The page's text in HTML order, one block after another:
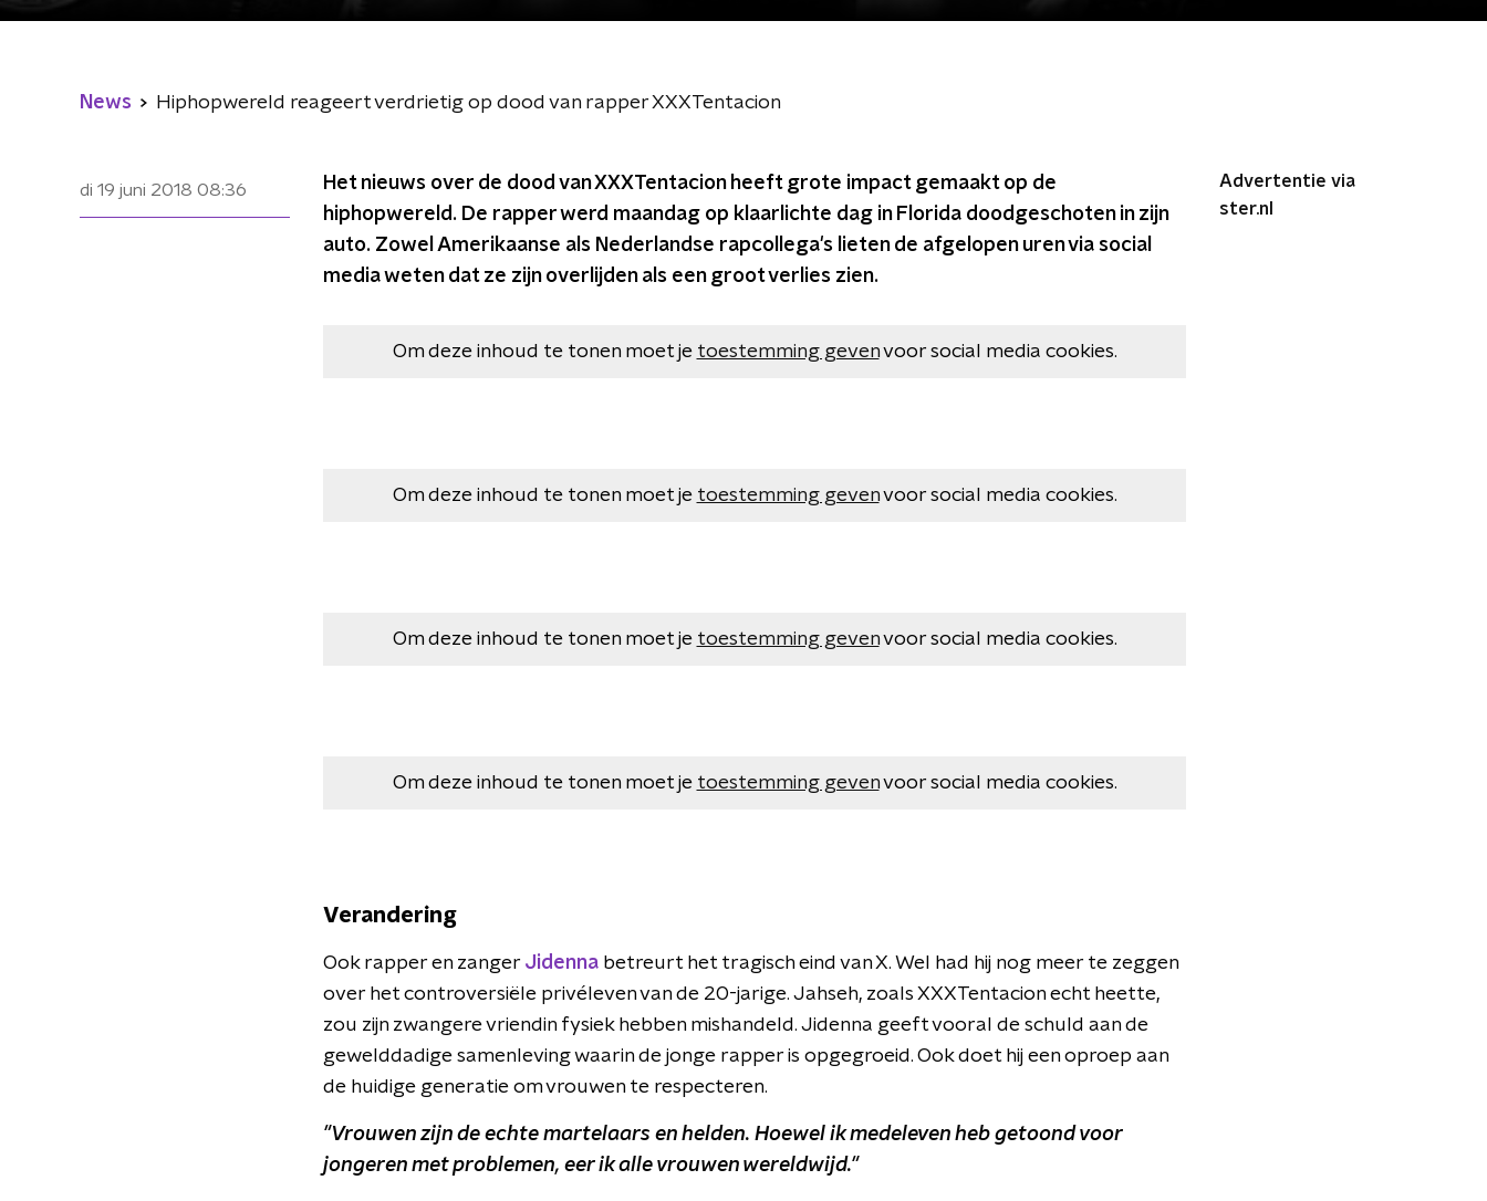
News Hiphopwereld reageert verdrietig op dood van rapper XXXTentacion
di 19 juni 2018 08:36
Het nieuws over de dood van XXXTentacion heeft grote impact gemaakt op de
hiphopwereld. De rapper werd maandag op klaarlichte dag in Florida doodgeschoten in zijn
auto. Zowel Amerikaanse als Nederlandse rapcollega's lieten de afgelopen uren via social
media weten dat ze zijn overlijden als een groot verlies zien.
Om deze inhoud te tonen moet je toestemming gevenvoor social media cookies.
Om deze inhoud te tonen moet je toestemming gevenvoor social media cookies.
Om deze inhoud te tonen moet je toestemming gevenvoor social media cookies.
Om deze inhoud te tonen moet je toestemming gevenvoor social media cookies.
Verandering
Ook rapper en zanger Jidenna betreurt het tragisch eind van X. Wel had hij nog meer te zeggen
over het controversiële privéleven van de 20-jarige. Jahseh, zoals XXXTentacion echt heette,
zou zijn zwangere vriendin fysiek hebben mishandeld. Jidenna geeft vooral de schuld aan de
gewelddadige samenleving waarin de jonge rapper is opgegroeid. Ook doet hij een oproep aan
de huidige generatie om vrouwen te respecteren.
"Vrouwen zijn de echte martelaars en helden. Hoewel ik medeleven heb getoond voor
jongeren met problemen, eer ik alle vrouwen wereldwijd."
Advertentie via
ster.nl